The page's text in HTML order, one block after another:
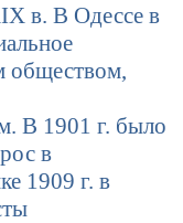
в. В Одессе в
обществом,
В 1901 г. было
в
1909 г. в